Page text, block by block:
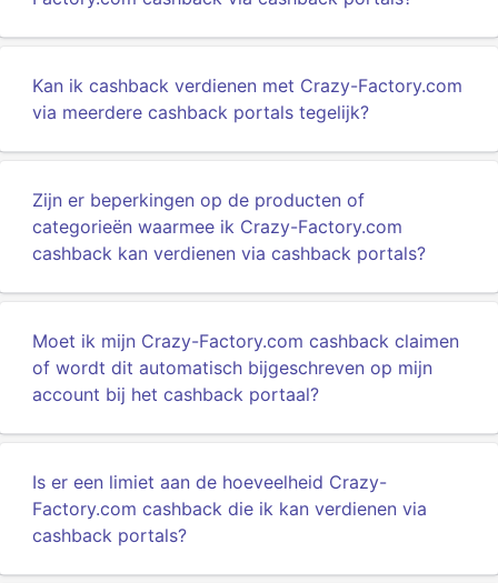
Kan ik cashback verdienen met Crazy-Factory.com
via meerdere cashback portals tegelijk?
Zijn er beperkingen op de producten of
categorieën waarmee ik Crazy-Factory.com
cashback kan verdienen via cashback portals?
Moet ik mijn Crazy-Factory.com cashback claimen
of wordt dit automatisch bijgeschreven op mijn
account bij het cashback portaal?
Is er een limiet aan de hoeveelheid Crazy-
Factory.com cashback die ik kan verdienen via
cashback portals?